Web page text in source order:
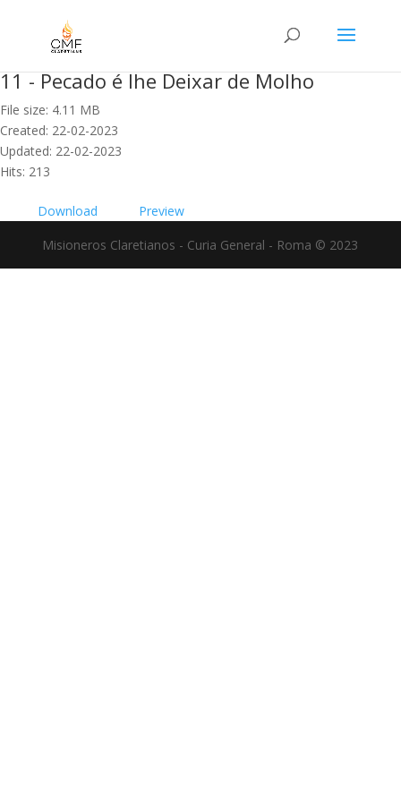
11 - Pecado é lhe Deixar de Molho
File size: 4.11 MB
Created: 22-02-2023
Updated: 22-02-2023
Hits: 213
Download
Preview
Misioneros Claretianos - Curia General - Roma © 2023